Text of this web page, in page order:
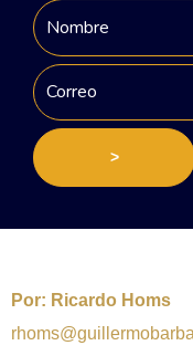
>
Por: Ricardo Homs